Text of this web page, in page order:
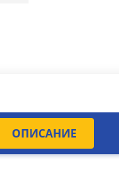
ОПИСАНИЕ